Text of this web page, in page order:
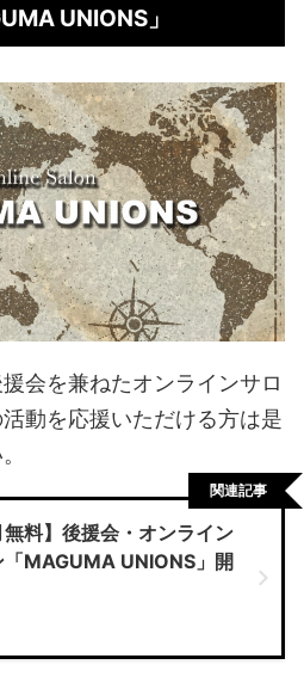
UNIONS」
会を兼ねたオンラインサロ
動を応援いただける方は是
無料】後援会・オンライン
「MAGUMA UNIONS」開
関連記事